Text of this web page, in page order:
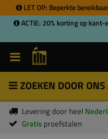
LET OP: Beperkte
ACTIE: 20% korting op
ZOEKEN DOOR
Levering door heel
Gratis proefstalen